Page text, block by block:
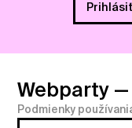
Webparty —
Podmienky